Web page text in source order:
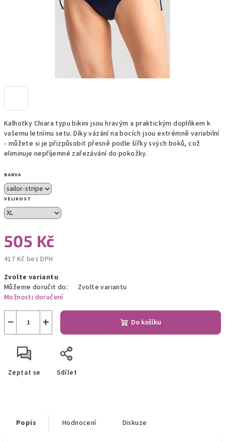
Kalhotky Chiara typu bikini jsou hravým a praktickým doplňkem k
vašemu letnímu setu. Díky vázání na bocích jsou extrémně variabilní
- můžete si je přizpůsobit přesně podle šířky svých boků, což
eliminuje nepříjemné zařezávání do pokožky.
BARVA
VELIKOST
505 Kč
417 Kč bez DPH
cena:
Zvolte variantu
Můžeme doručit do:
Zvolte variantu
Možnosti doručení
+
− Do košíku
Zeptat se Sdílet
Popis Hodnocení Diskuze